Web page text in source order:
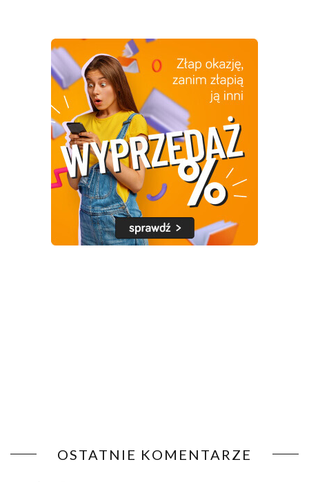
OSTATNIE KOMENTARZE